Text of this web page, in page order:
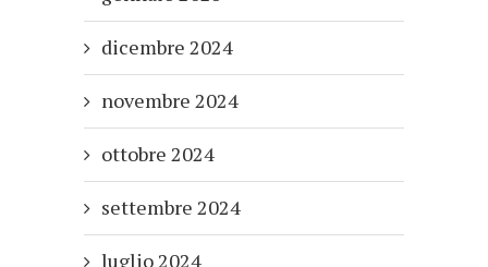
dicembre 2024
novembre 2024
ottobre 2024
settembre 2024
luglio 2024